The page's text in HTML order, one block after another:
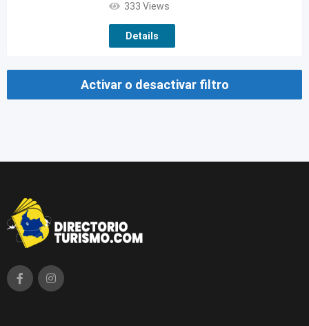
333 Views
Details
Activar o desactivar filtro